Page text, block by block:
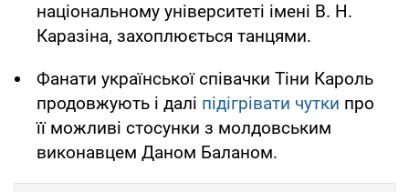
національному університеті імені В. Н.
Каразіна, захоплюється танцями.
Фанати української співачки Тіни Кароль
продовжують і далі підігрівати чутки про
її можливі стосунки з молдовським
виконавцем Даном Баланом.